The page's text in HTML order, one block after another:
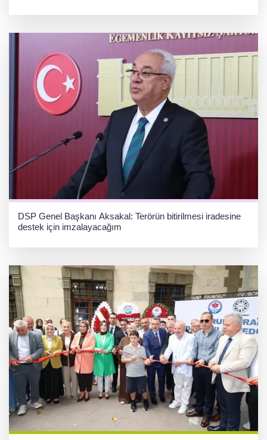
DSP Genel Başkanı Aksakal: Terörün bitirilmesi iradesine
destek için imzalayacağım